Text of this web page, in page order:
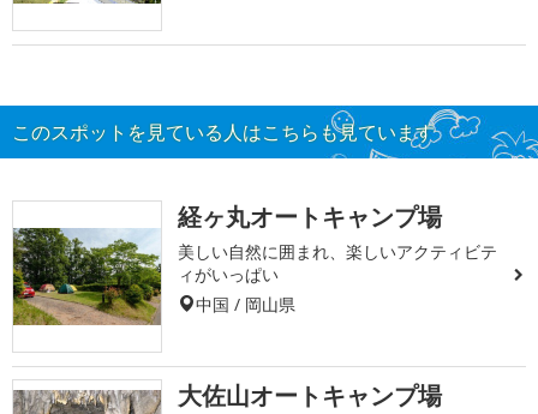
このスポットを見ている人はこちらも見ています
経ヶ丸オートキャンプ場
美しい自然に囲まれ、楽しいアクティビテ
ィがいっぱい
中国 / 岡山県
大佐山オートキャンプ場